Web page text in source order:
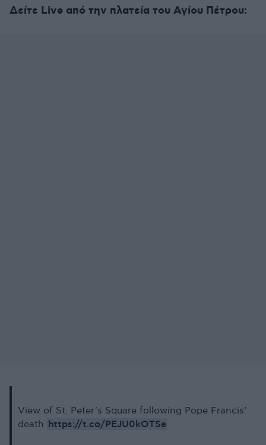
Δείτε Live από την πλατεία του Αγίου Πέτρου:
View of St. Peter's Square following Pope Francis’
death https://t.co/PEJU0kOTSe